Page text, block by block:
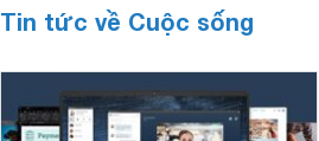
Tin tức về Cuộc sống